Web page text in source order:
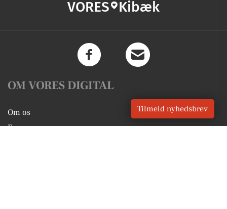
VORES Kibæk
OM VORES DIGITAL
Om os
For annoncører
Tilmeld nyhedsbrev